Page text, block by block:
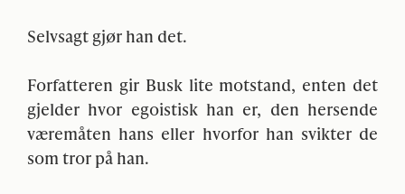
Selvsagt gjør han det.
Forfatteren gir Busk lite motstand, enten det
gjelder hvor egoistisk han er, den hersende
væremåten hans eller hvorfor han svikter de
som tror på han.